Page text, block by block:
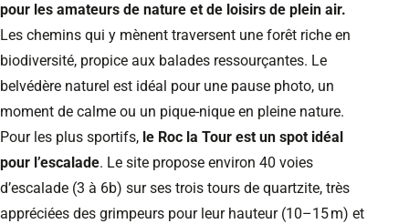
pour les amateurs de nature et de loisirs de plein air.
Les chemins qui y mènent traversent une forêt riche en
biodiversité, propice aux balades ressourçantes. Le
belvédère naturel est idéal pour une pause photo, un
moment de calme ou un pique-nique en pleine nature.
Pour les plus sportifs, le Roc la Tour est un spot idéal
pour l’escalade. Le site propose environ 40 voies
d’escalade (3 à 6b) sur ses trois tours de quartzite, très
appréciées des grimpeurs pour leur hauteur (10–15 m) et